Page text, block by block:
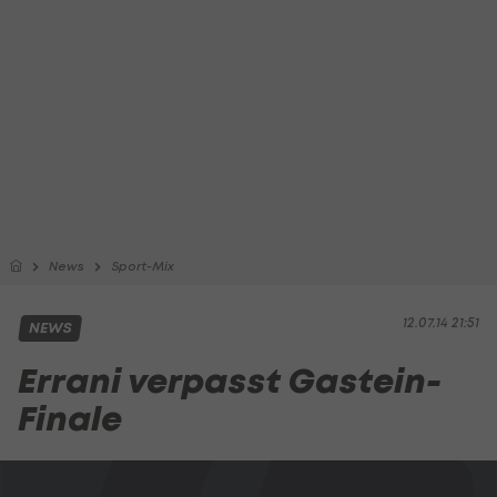
News Sport-Mix
12.07.14 21:51
NEWS
Errani verpasst Gastein-
Finale